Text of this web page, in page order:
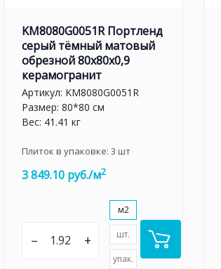
KM8080G0051R Портленд
серый тёмный матовый
обрезной 80x80x0,9
керамогранит
Артикул: KM8080G0051R
Размер: 80*80 см
Вес: 41.41 кг
Плиток в упаковке: 3 шт
3 849.10 руб./м2
– +
м2
шт.
упак.